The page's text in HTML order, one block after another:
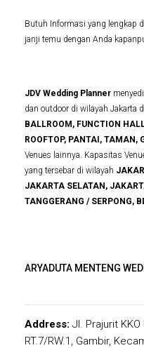
Butuh Informasi yang lengkap
janji temu dengan Anda
JDV Wedding Planner
dan outdoor di wilayah Jakarta
BALLROOM, FUNCTION
ROOFTOP, PANTAI, TAMAN,
Venues lainnya. Kapasitas
yang tersebar di wilayah
JAKARTA SELATAN,
TANGGERANG / SERPONG,
ARYADUTA MENTENG
Address: Jl. Prajurit
RT.7/RW.1, Gambir,